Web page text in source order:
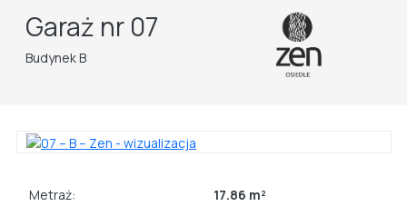
Garaż nr 07
Budynek B
Metraż: 17.86 m²